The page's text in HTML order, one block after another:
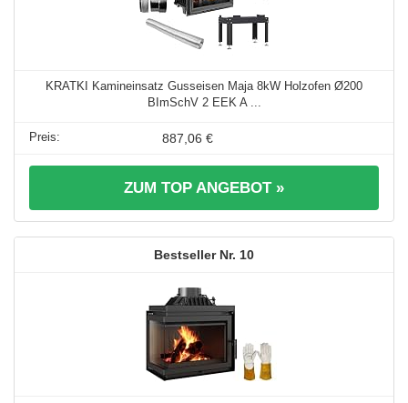
KRATKI Kamineinsatz Gusseisen Maja 8kW Holzofen Ø200
BImSchV 2 EEK A ...
887,06 €
ZUM TOP ANGEBOT »
10